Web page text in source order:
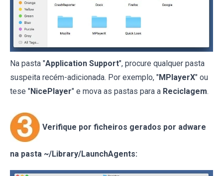
Na pasta "Application Support", procure qualquer pasta
suspeita recém-adicionada. Por exemplo, "MPlayerX" ou
tese "NicePlayer" e mova as pastas para a Reciclagem.
Verifique por ficheiros gerados por adware
na pasta ~/Library/LaunchAgents: